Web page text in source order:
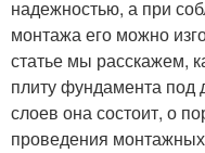
надежностью, а при
монтажа его можно
статье мы расскажем,
плиту фундамента под
слоев она состоит, о
проведения